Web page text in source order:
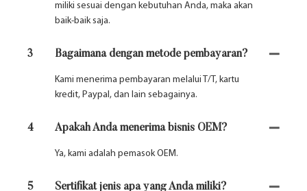
miliki sesuai dengan kebutuhan Anda, maka akan
baik-baik saja.
3 Bagaimana dengan metode pembayaran?
Kami menerima pembayaran melalui T/T, kartu
kredit, Paypal, dan lain sebagainya.
4 Apakah Anda menerima bisnis OEM?
Ya, kami adalah pemasok OEM.
5 Sertifikat jenis apa yang Anda miliki?